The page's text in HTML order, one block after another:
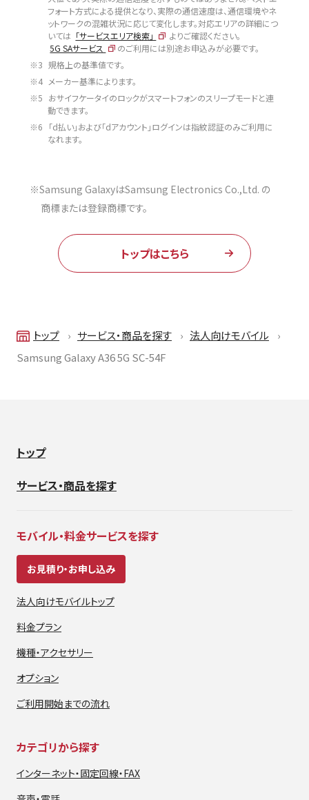
フォート方式による提供となり、実際の通信速度は、通信環境やネ
ットワークの混雑状況に応じて変化します。対応エリアの詳細につ
いては 「サービスエリア検索」
よりご確認ください。
5G SAサービス
のご利用には別途お申込みが必要です。
※3 規格上の基準値です。
※4 メーカー基準によります。
※5 おサイフケータイのロックがスマートフォンのスリープモードと連
動できます。
※6
「d払い」および「dアカウント」ログインは指紋認証のみご利用に
なれます。
※Samsung GalaxyはSamsung Electronics Co.,Ltd. の
商標または登録商標です。
トップはこちら
トップ サービス・商品を探す
法人向けモバイル
Samsung Galaxy A36 5G SC-54F
トップ
サービス・商品を探す
モバイル・料金サービスを探す
お見積り・お申し込み
法人向けモバイルトップ
料金プラン
機種・アクセサリー
オプション
ご利用開始までの流れ
カテゴリから探す
インターネット・固定回線・FAX